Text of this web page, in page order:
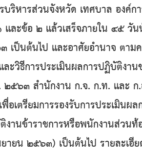
วนจังหวัด เทศบาล องค์การ
และข้อ ๒ แล้วเสร็จภายใน ๔๕
ป็นต้นไป และอาศัยอำนาจ ตาม
วิธีการประเมินผลการปฏิบัติงา
๖๓ สำนักงาน ก.จ. ก.ท. และ ก
เตรียมการรองรับการประเมินผ
งานข้าราชการหรือพนักงานส่วน
น ๒๕๖๓) เป็นต้นไป รายละเอีย